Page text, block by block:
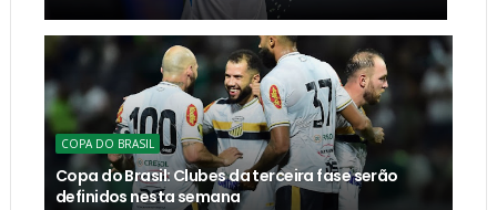
COPA DO BRASIL
Copa do Brasil: Clubes da terceira fase serão
definidos nesta semana